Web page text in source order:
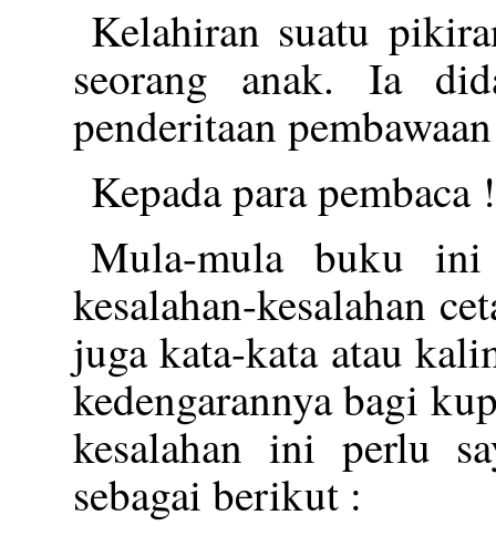
Kelahiran suatu
seorang anak. Ia
penderitaan
Kepada para pembaca !
Mula-mula buku ini
kesalahan-kesalahan
juga kata-kata atau
kedengarannya bagi
kesalahan ini perlu
sebagai berikut :